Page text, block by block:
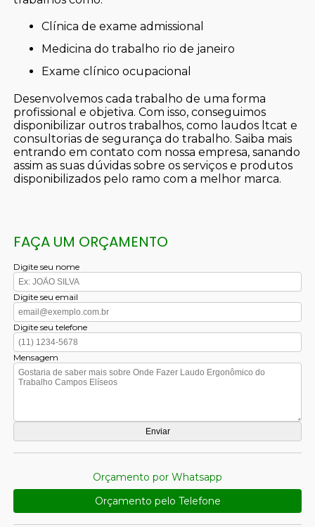
clínica de exame admissional
medicina do trabalho rio de janeiro
exame clínico ocupacional
Desenvolvemos cada trabalho de uma forma
profissional e objetiva. Com isso, conseguimos
disponibilizar outros trabalhos, como laudos ltcat e
consultorias de segurança do trabalho. Saiba mais
entrando em contato com nossa empresa, sanando
assim as suas dúvidas sobre os serviços e produtos
disponibilizados pelo ramo com a melhor marca.
FAÇA UM ORÇAMENTO
Digite seu nome
Digite seu email
Digite seu telefone
Mensagem
Orçamento por Whatsapp
Orçamento pelo Telefone